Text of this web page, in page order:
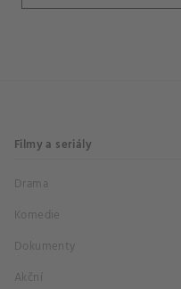
Filmy a seriály
Drama
Komedie
Dokumenty
Akční